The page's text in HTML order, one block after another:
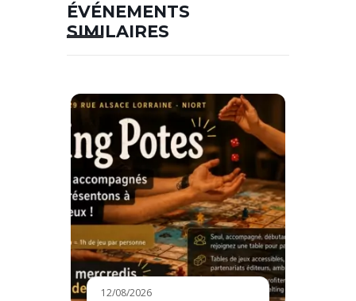
ÉVÉNEMENTS
SIMILAIRES
12/08/2026